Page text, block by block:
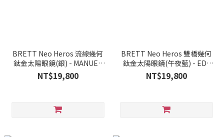
BRETT Neo Heros 流線幾何
鈦金太陽眼鏡(銀) - MANUEL
SUN-C02
NT$19,800
BRETT Neo Heros 雙橋幾何
鈦金太陽眼鏡(午夜藍) - ED-
SUN-C38
NT$19,800